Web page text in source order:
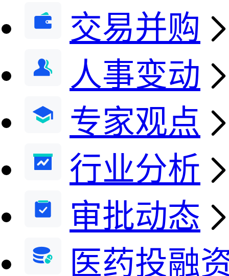
交易并购
人事变动
专家观点
行业分析
审批动态
医药投融